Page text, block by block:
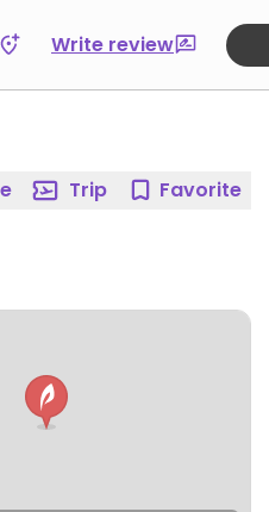
Write review
Trip Favorite